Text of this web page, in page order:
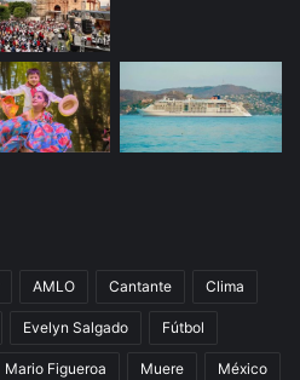
AMLO Cantante Clima
Evelyn Salgado Fútbol
Mario Figueroa Muere México